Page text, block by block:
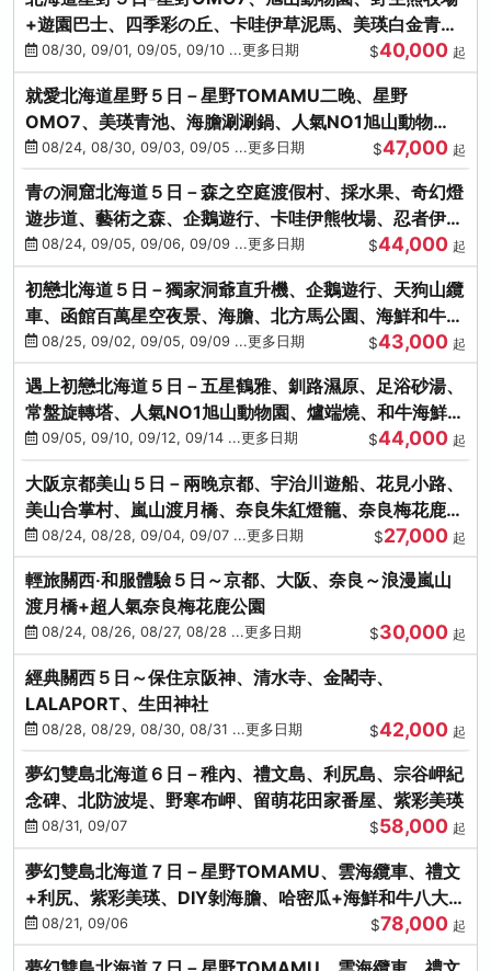
+遊園巴士、四季彩の丘、卡哇伊草泥馬、美瑛白金青
池、螃蟹吃到飽
08/30, 09/01, 09/05, 09/10 ...更多日期 $40,000 起
就愛北海道星野５日－星野TOMAMU二晚、星野
OMO7、美瑛青池、海膽涮涮鍋、人氣NO1旭山動物
園、海鮮和牛螃蟹吃到飽
08/24, 08/30, 09/03, 09/05 ...更多日期 $47,000 起
青の洞窟北海道５日－森之空庭渡假村、採水果、奇幻燈
遊步道、藝術之森、企鵝遊行、卡哇伊熊牧場、忍者伊達
時代村、螃蟹吃到飽
08/24, 09/05, 09/06, 09/09 ...更多日期 $44,000 起
初戀北海道５日－獨家洞爺直升機、企鵝遊行、天狗山纜
車、函館百萬星空夜景、海膽、北方馬公園、海鮮和牛螃
蟹吃到飽
08/25, 09/02, 09/05, 09/09 ...更多日期 $43,000 起
遇上初戀北海道５日－五星鶴雅、釧路濕原、足浴砂湯、
常盤旋轉塔、人氣NO1旭山動物園、爐端燒、和牛海鮮螃
蟹吃到飽
09/05, 09/10, 09/12, 09/14 ...更多日期 $44,000 起
大阪京都美山５日－兩晚京都、宇治川遊船、花見小路、
美山合掌村、嵐山渡月橋、奈良朱紅燈籠、奈良梅花鹿、
流水瀑布電扶梯
08/24, 08/28, 09/04, 09/07 ...更多日期 $27,000 起
輕旅關西‧和服體驗５日～京都、大阪、奈良～浪漫嵐山
渡月橋+超人氣奈良梅花鹿公園
08/24, 08/26, 08/27, 08/28 ...更多日期 $30,000 起
經典關西５日～保住京阪神、清水寺、金閣寺、
LALAPORT、生田神社
08/28, 08/29, 08/30, 08/31 ...更多日期 $42,000 起
夢幻雙島北海道６日－稚內、禮文島、利尻島、宗谷岬紀
念碑、北防波堤、野寒布岬、留萌花田家番屋、紫彩美瑛
08/31, 09/07 $58,000 起
夢幻雙島北海道７日－星野TOMAMU、雲海纜車、禮文
+利尻、紫彩美瑛、DIY剝海膽、哈密瓜+海鮮和牛八大螃
蟹吃到飽
08/21, 09/06 $78,000 起